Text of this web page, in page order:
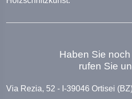
Haben Sie
rufen Sie
Via Rezia, 52 - I-39046 Ortisei